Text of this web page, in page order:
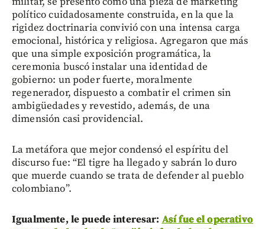
político cuidadosamente construida, en la que la
rigidez doctrinaria convivió con una intensa carga
emocional, histórica y religiosa. Agregaron que más
que una simple exposición programática, la
ceremonia buscó instalar una identidad de
gobierno: un poder fuerte, moralmente
regenerador, dispuesto a combatir el crimen sin
ambigüedades y revestido, además, de una
dimensión casi providencial.
La metáfora que mejor condensó el espíritu del
discurso fue: “El tigre ha llegado y sabrán lo duro
que muerde cuando se trata de defender al pueblo
colombiano”.
Igualmente, le puede interesar: Así fue el operativo